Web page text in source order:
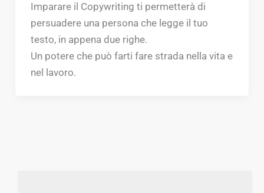
Imparare il Copywriting ti permetterà di
persuadere una persona che legge il tuo
testo, in appena due righe.
Un potere che può farti fare strada nella vita e
nel lavoro.